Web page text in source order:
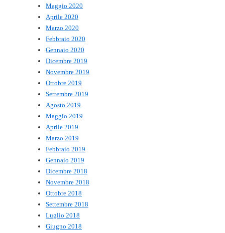
Maggio 2020
Aprile 2020
Marzo 2020
Febbraio 2020
Gennaio 2020
Dicembre 2019
Novembre 2019
Ottobre 2019
Settembre 2019
Agosto 2019
Maggio 2019
Aprile 2019
Marzo 2019
Febbraio 2019
Gennaio 2019
Dicembre 2018
Novembre 2018
Ottobre 2018
Settembre 2018
Luglio 2018
Giugno 2018